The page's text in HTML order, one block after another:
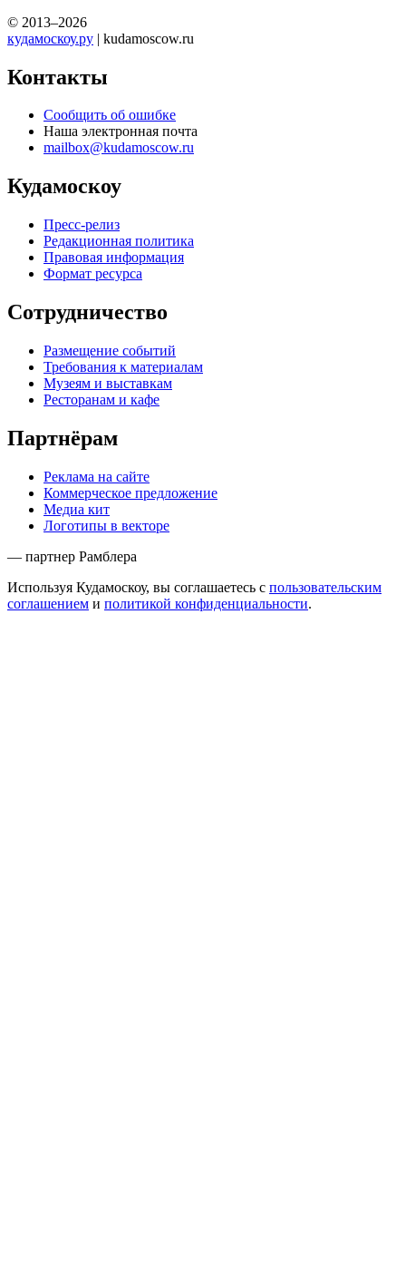
© 2013–2026
кудамоскоу.ру | kudamoscow.ru
Контакты
Сообщить об ошибке
Наша электронная почта
mailbox@kudamoscow.ru
Кудамоскоу
Пресс-релиз
Редакционная политика
Правовая информация
Формат ресурса
Сотрудничество
Размещение событий
Требования к материалам
Музеям и выставкам
Ресторанам и кафе
Партнёрам
Реклама на сайте
Коммерческое предложение
Медиа кит
Логотипы в векторе
— партнер Рамблера
Используя Кудамоскоу, вы соглашаетесь с пользовательским
соглашением и политикой конфиденциальности.